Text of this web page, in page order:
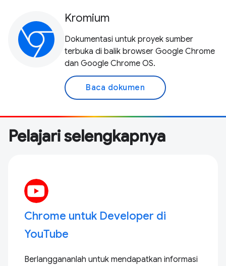
Kromium
Dokumentasi untuk proyek sumber
terbuka di balik browser Google Chrome
dan Google Chrome OS.
Baca dokumen
Pelajari selengkapnya
Chrome untuk Developer di
YouTube
Berlanggananlah untuk mendapatkan informasi